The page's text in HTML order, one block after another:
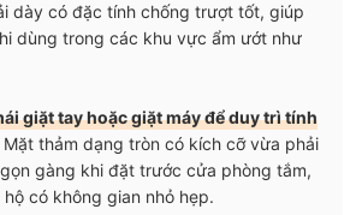
dày có đặc tính chống trượt tốt, giúp
dùng trong các khu vực ẩm ướt như
giặt tay hoặc giặt máy để duy trì tính
Mặt thảm dạng tròn có kích cỡ vừa phải
gàng khi đặt trước cửa phòng tắm,
có không gian nhỏ hẹp.